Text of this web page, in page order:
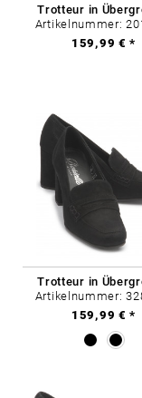
Trotteur in
Artikelnummer:
159,99 € *
Trotteur in
Artikelnummer:
159,99 € *